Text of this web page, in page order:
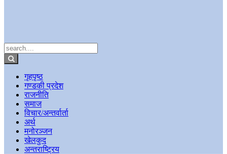
गृहपृष्ठ
गण्डकी प्रदेश
राजनीति
समाज
विचार/अन्तर्वार्ता
अर्थ
मनोरञ्जन
खेलकुद
अन्तराष्ट्रिय